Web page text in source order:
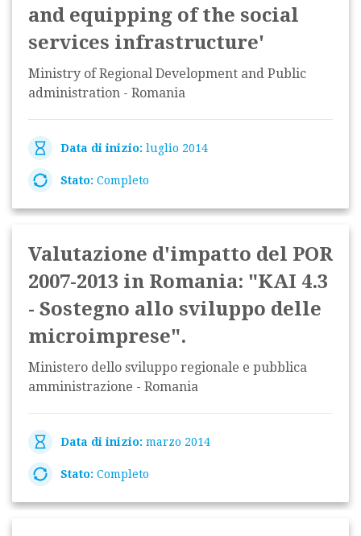
and equipping of the social
services infrastructure'
Ministry of Regional Development and Public
administration - Romania
Data di inizio: luglio 2014
Stato: Completo
Valutazione d'impatto del POR
2007-2013 in Romania: "KAI 4.3
- Sostegno allo sviluppo delle
microimprese".
Ministero dello sviluppo regionale e pubblica
amministrazione - Romania
Data di inizio: marzo 2014
Stato: Completo